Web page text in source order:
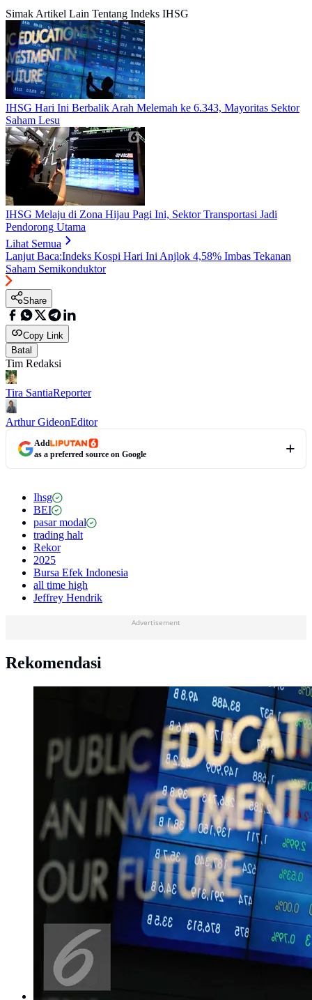
Simak Artikel Lain Tentang Indeks IHSG
IHSG Hari Ini Berbalik Arah Melemah ke 6.343, Mayoritas Sektor
Saham Lesu
IHSG Melaju di Zona Hijau Pagi Ini, Sektor Transportasi Jadi
Pendorong Utama
Lihat Semua
Lanjut Baca:Indeks Kospi Hari Ini Anjlok 4,58% Imbas Tekanan
Saham Semikonduktor
Share
Copy Link
Batal
Tim Redaksi
Tira SantiaReporter
Arthur GideonEditor
Add
as a preferred source on Google
Ihsg
BEI
pasar modal
trading halt
Rekor
2025
Bursa Efek Indonesia
all time high
Jeffrey Hendrik
Advertisement
Rekomendasi